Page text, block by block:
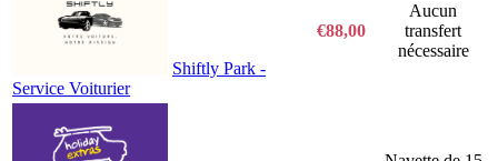
Shiftly Park -
Service Voiturier
€88,00
Aucun
transfert
nécessaire